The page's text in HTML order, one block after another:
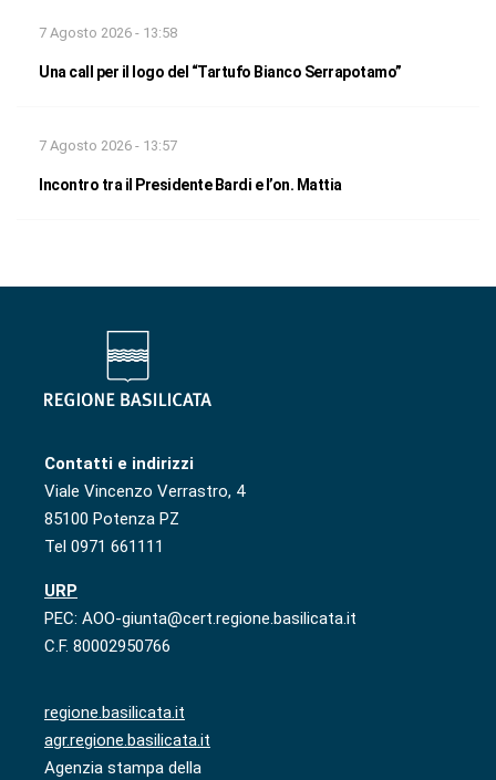
7 Agosto 2026 - 13:58
Una call per il logo del “Tartufo Bianco Serrapotamo”
7 Agosto 2026 - 13:57
Incontro tra il Presidente Bardi e l’on. Mattia
Contatti e indirizzi
Viale Vincenzo Verrastro, 4
85100 Potenza PZ
Tel 0971 661111
URP
PEC: AOO-giunta@cert.regione.basilicata.it
C.F. 80002950766
regione.basilicata.it
agr.regione.basilicata.it
Agenzia stampa della